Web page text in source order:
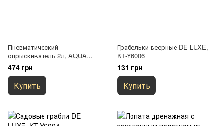
Пневматический
опрыскиватель 2л, AQUA
SPRAY CLEAR, AS0200CL
474 грн
Купить
Грабельки веерные DE LUXE,
KT-Y6006
131 грн
Купить